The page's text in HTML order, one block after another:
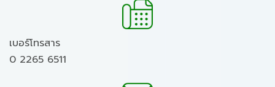
เบอร์โทรสาร
0 2265 6511